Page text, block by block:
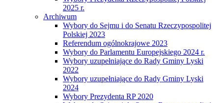
2025 r.
Archiwum
Wybory do Sejmu i do Senatu Rzeczypospolitej
Polskiej 2023
Referendum ogólnokrajowe 2023
Wybory do Parlamentu Europejskiego 2024 r.
Wybory uzupełniające do Rady Gminy Lyski
2022
Wybory uzupełniające do Rady Gminy Lyski
2024
Wybory Prezydenta RP 2020